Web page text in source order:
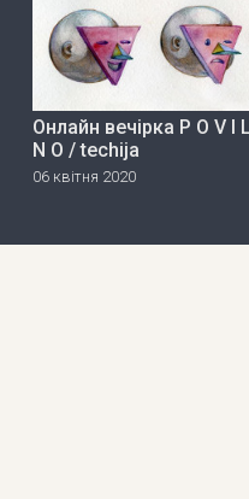
Онлайн вечірка P O V I L
N O / techija
06 квітня 2020